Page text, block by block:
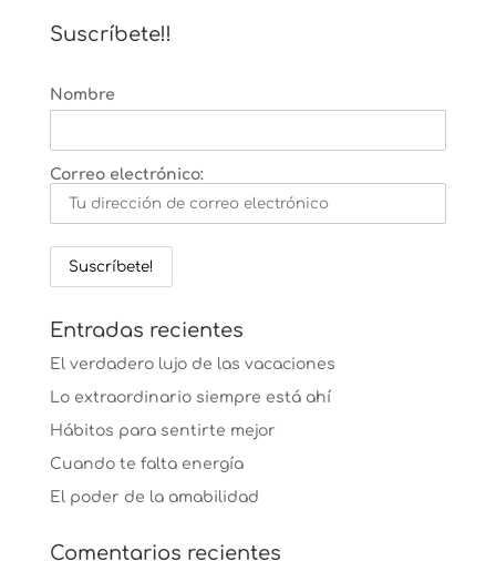
Suscríbete!!
Nombre
Correo electrónico:
Entradas recientes
El verdadero lujo de las vacaciones
Lo extraordinario siempre está ahí
Hábitos para sentirte mejor
Cuando te falta energía
El poder de la amabilidad
Comentarios recientes